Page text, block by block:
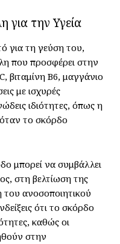
για την Υγεία
για τη γεύση του,
που προσφέρει στην
βιταμίνη B6, μαγγάνιο
με ισχυρές
ιδιότητες, όπως η
το σκόρδο
μπορεί να συμβάλλει
στη βελτίωση της
του ανοσοποιητικού
ότι το σκόρδο
καθώς οι
στην